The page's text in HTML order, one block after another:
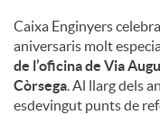
t
i
Caixa Enginyers
aniversaris molt
de l’oficina de Via
Còrsega. Al llarg dels
esdevingut punts de